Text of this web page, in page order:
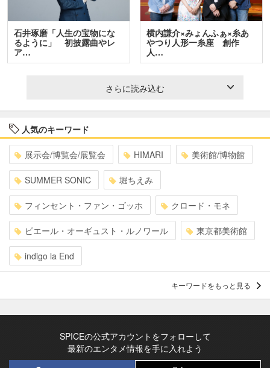
石井琢磨「人生の宝物にな
るように」 初披露曲やレ
ア…
横内謙介×みょんふぁ×糸あ
やつり人形一糸座 創作
人…
さらに読み込む
人気のキーワード
展示会/博覧会/展覧会 HIMARI 美術館/博物館
SUMMER SONIC 堀ちえみ
フィンセント・ファン・ゴッホ クロード・モネ
ピエール・オーギュスト・ルノワール 東京都美術館
indigo la End
キーワードをもっと見る
SPICEの公式アカウントをフォローして
最新のエンタメ情報を手に入れよう